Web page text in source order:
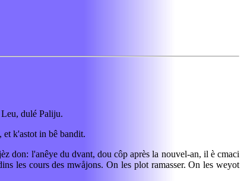
dulé Paliju.
k'astot in bê bandit.
don: l'anêye du dvant, dou côp après la nouvel-an, il è cmaci
les cours des mwåjons. On les plot ramasser. On les weyot